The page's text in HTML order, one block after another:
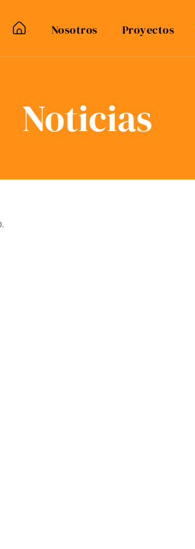
Nosotros Proyectos
Noticias